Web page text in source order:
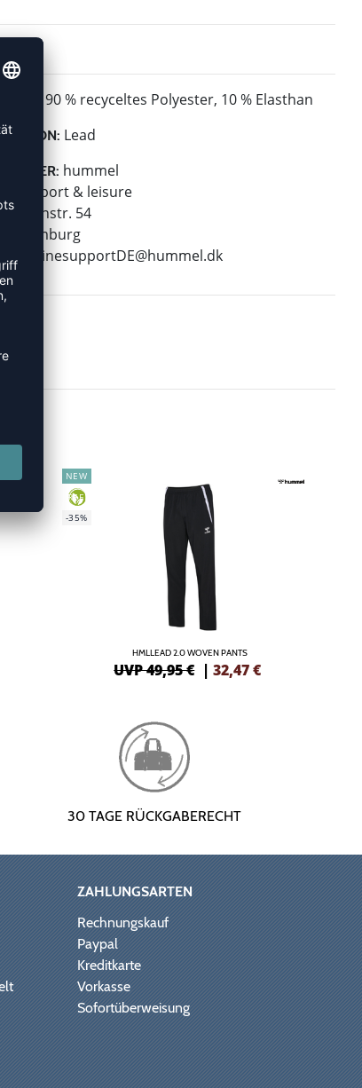
90 % recyceltes Polyester, 10 % Elasthan
Lead
hummel
sport & leisure
54
Hamburg
onlinesupportDE@hummel.dk
NEW
GREEN
-35%
HMLLEAD 2.0 WOVEN PANTS
UVP 49,95 € |32,47€
30 TAGE RÜCKGABERECHT
ZAHLUNGSARTEN
Rechnungskauf
Paypal
Kreditkarte
Vorkasse
Sofortüberweisung